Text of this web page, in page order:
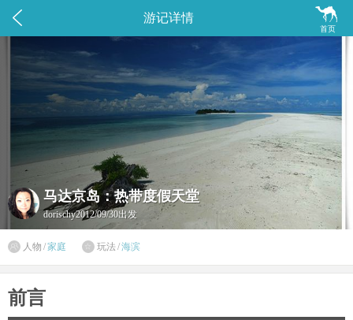
 
首页
游记详情
马达京岛：热带度假天堂
dorischy2012/09/30出发
 人物 /家庭  玩法 /海滨
前言